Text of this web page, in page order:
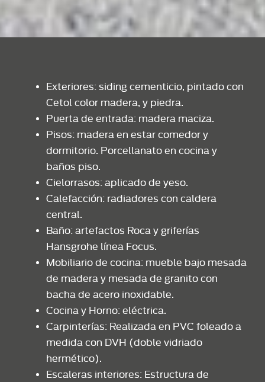
Exteriores: siding cementicio, pintado con
Cetol color madera, y piedra.
Puerta de entrada: madera maciza.
Pisos: madera en estar comedor y
dormitorio. Porcellanato en cocina y
baños piso.
Cielorrasos: aplicado de yeso.
Calefacción: radiadores con caldera
central.
Baño: artefactos Roca y griferías
Hansgrohe línea Focus.
Mobiliario de cocina: mueble bajo mesada
de madera y mesada de granito con
bacha de acero inoxidable.
Cocina y Horno: eléctrica.
Carpinterías: Realizada en PVC foleado a
medida con DVH (doble vidriado
hermético).
Escaleras interiores: Estructura de